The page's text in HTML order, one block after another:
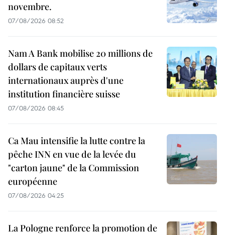
novembre.
07/08/2026 08:52
Nam A Bank mobilise 20 millions de
dollars de capitaux verts
internationaux auprès d'une
institution financière suisse
07/08/2026 08:45
Ca Mau intensifie la lutte contre la
pêche INN en vue de la levée du
"carton jaune" de la Commission
européenne
07/08/2026 04:25
La Pologne renforce la promotion de